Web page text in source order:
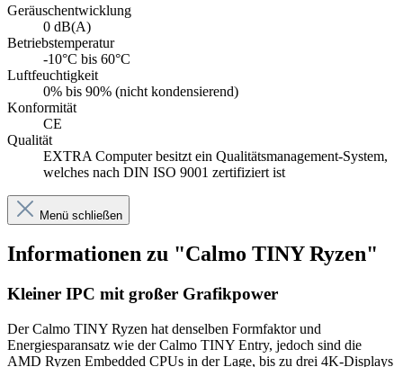
Informationen zu "Calmo TINY Ryzen"
Kleiner IPC mit großer Grafikpower
Der Calmo TINY Ryzen hat denselben Formfaktor und
Energiesparansatz wie der Calmo TINY Entry, jedoch sind die
AMD Ryzen Embedded CPUs in der Lage, bis zu drei 4K-Displays
gleichzeitig zu betreiben, obwohl das Gerät lüfterlos und damit
absolut geräuschlos im Dauerbetrieb läuft. Vor allem als Anzeige-PC
der Calmo TINY Ryzen seine Stärken aus.
USB-Typ C
Keine beweglichen Teile
Verfügbar bis 2027
Individuelle Servicepakete für Sie!